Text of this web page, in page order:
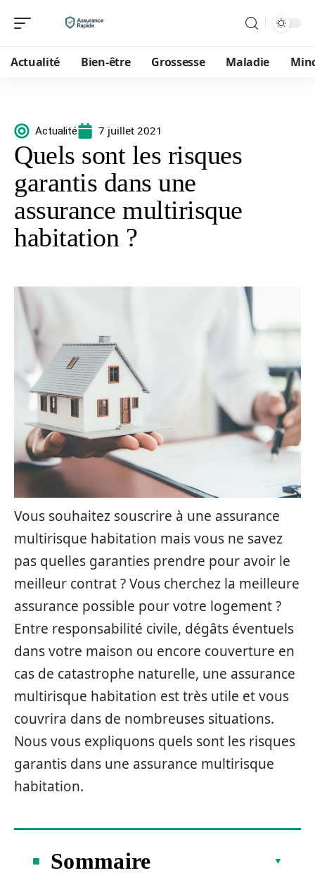
Actualité Bien-être Grossesse Maladie
Actualité 7 juillet 2021
Quels sont les risques
garantis dans une
assurance multirisque
habitation ?
Vous souhaitez souscrire à une assurance
multirisque habitation mais vous ne savez
pas quelles garanties prendre pour avoir le
meilleur contrat ? Vous cherchez la meilleure
assurance possible pour votre logement ?
Entre responsabilité civile, dégâts éventuels
dans votre maison ou encore couverture en
cas de catastrophe naturelle, une assurance
multirisque habitation est très utile et vous
couvrira dans de nombreuses situations.
Nous vous expliquons quels sont les risques
garantis dans une assurance multirisque
habitation.
Sommaire